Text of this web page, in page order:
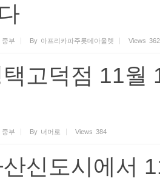
중부 By 아프리카파주롯데아울렛 Views 362
택고덕점 11월
중부 By 너머로 Views 384
신도시에서